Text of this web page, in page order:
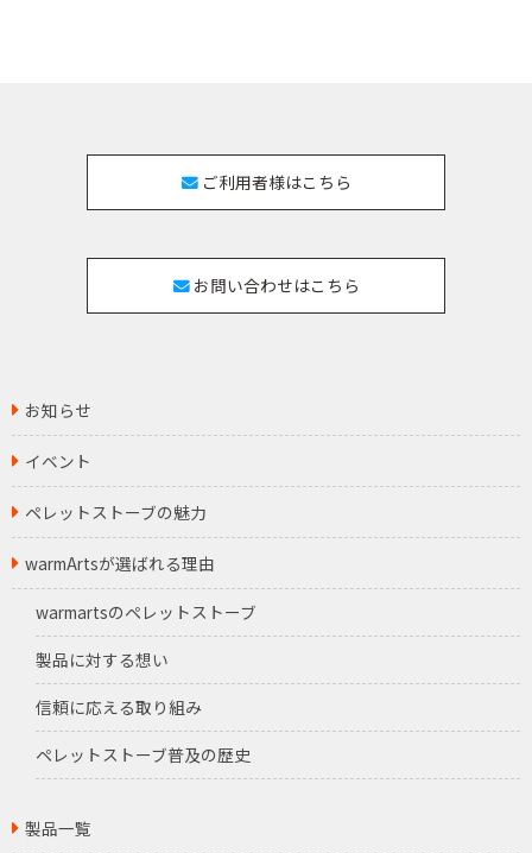
ご利用者様はこちら
お問い合わせはこちら
お知らせ
イベント
ペレットストーブの魅力
warmArtsが選ばれる理由
warmartsのペレットストーブ
製品に対する想い
信頼に応える取り組み
ペレットストーブ普及の歴史
製品一覧